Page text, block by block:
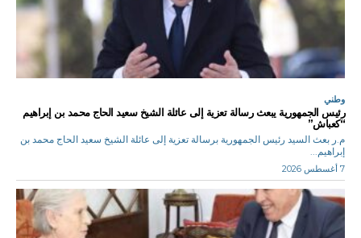
وطني
رئيس الجمهورية يبعث رسالة تعزية إلى عائلة الشيخ سعيد الحاج محمد بن إبراهيم
“كعباش”
م.ر بعث السيد رئيس الجمهورية برسالة تعزية إلى عائلة الشيخ سعيد الحاج محمد بن
إبراهيم...
7 أغسطس 2026